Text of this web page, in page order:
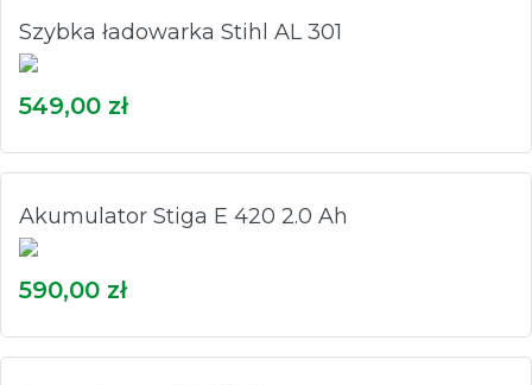
Szybka ładowarka Stihl AL 301
549,00 zł
Akumulator Stiga E 420 2.0 Ah
590,00 zł